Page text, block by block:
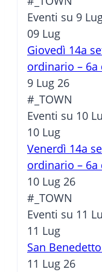
Eventi su 9
09 Lug
Giovedì 14a
ordinario – 6a
9 Lug 26
#_TOWN
Eventi su 10
10 Lug
Venerdì 14a
ordinario – 6a
10 Lug 26
#_TOWN
Eventi su 11
11 Lug
San
11 Lug 26